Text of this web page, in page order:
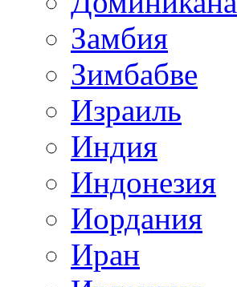
Замбия
Зимбабве
Израиль
Индия
Индонезия
Иордания
Иран